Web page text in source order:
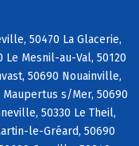
50470 La Glacerie,
Mesnil-au-Val, 50120
50690 Nouainville,
Maupertus s/Mer, 50690
50330 Le Theil,
le-Gréard, 50690